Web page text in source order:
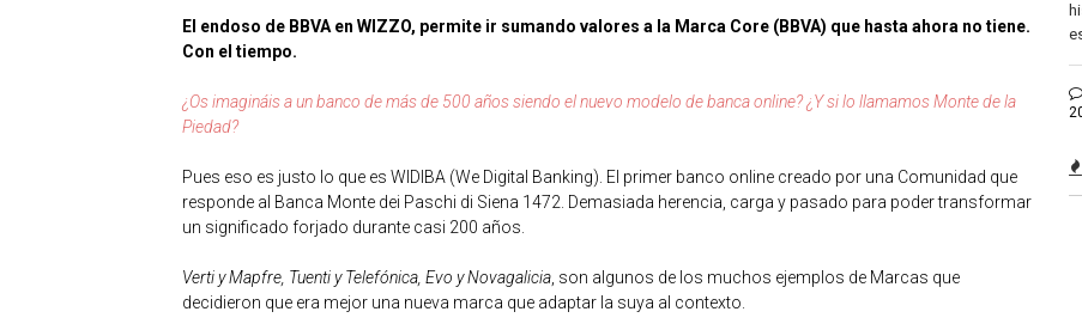
El endoso de BBVA en WIZZO, permite ir sumando valores a la Marca Core (BBVA) que hasta ahora no tiene.
Con el tiempo.
¿Os imagináis a un banco de más de 500 años siendo el nuevo modelo de banca online? ¿Y si lo llamamos Monte de la
Piedad?
Pues eso es justo lo que es WIDIBA (We Digital Banking). El primer banco online creado por una Comunidad que
responde al Banca Monte dei Paschi di Siena 1472. Demasiada herencia, carga y pasado para poder transformar
un significado forjado durante casi 200 años.
Verti y Mapfre, Tuenti y Telefónica, Evo y Novagalicia, son algunos de los muchos ejemplos de Marcas que
decidieron que era mejor una nueva marca que adaptar la suya al contexto.